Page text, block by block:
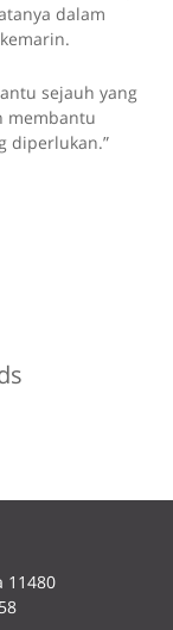
dalam
sejauh yang
membantu
diperlukan.”
11480